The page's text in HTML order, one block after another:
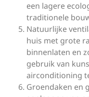
een lagere
traditionele
Natuurlijke
huis met grote
binnenlaten en
gebruik van
airconditioning
Groendaken en